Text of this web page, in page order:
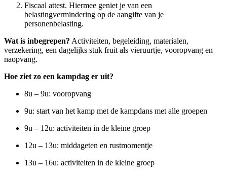
Fiscaal attest. Hiermee geniet je van een
belastingvermindering op de aangifte van je
personenbelasting.
Wat is inbegrepen? Activiteiten, begeleiding, materialen,
verzekering, een dagelijks stuk fruit als vieruurtje, vooropvang en
naopvang.
Hoe ziet zo een kampdag er uit?
8u – 9u: vooropvang
9u: start van het kamp met de kampdans met alle groepen
9u – 12u: activiteiten in de kleine groep
12u – 13u: middageten en rustmomentje
13u – 16u: activiteiten in de kleine groep